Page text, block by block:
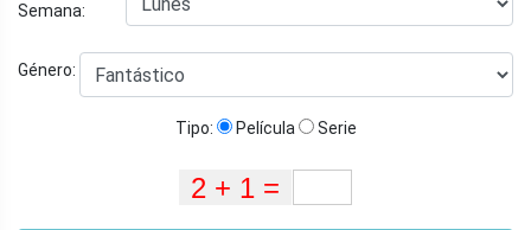
Semana:
Género:
Tipo: Película Serie